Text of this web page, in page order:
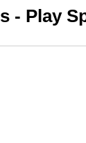
- Play